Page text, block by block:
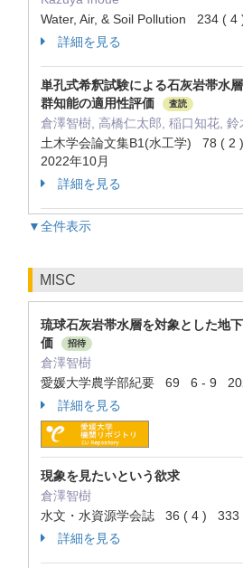
Water, Air, & Soil Pollution 234 (
詳細を見る
単孔式希釈試験による石灰岩帯水
群知能の適用性評価
査読
倉澤智樹, 高橋仁太郎, 稲口知花,
土木学会論文集B1(水工学) 78 (
2022年10月
詳細を見る
▼全件表示
MISC
琉球石灰岩帯水層を対象とした地
価
招待
倉澤智樹
愛媛大学農学部紀要 69 6 - 9
詳細を見る
現象を見たいという欲求
倉澤智樹
水文・水資源学会誌 36 ( 4 ) 333
詳細を見る